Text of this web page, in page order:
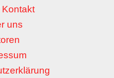
Kontakt
uns